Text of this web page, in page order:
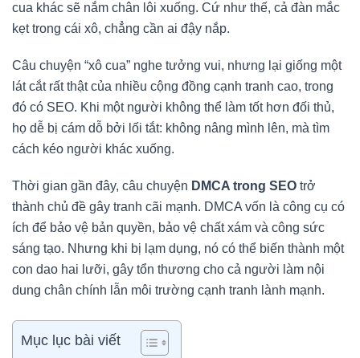
cua khác sẽ nắm chân lôi xuống. Cứ như thế, cả đàn mắc
kẹt trong cái xô, chẳng cần ai đậy nắp.
Câu chuyện “xô cua” nghe tưởng vui, nhưng lại giống một
lát cắt rất thật của nhiều cộng đồng cạnh tranh cao, trong
đó có SEO. Khi một người không thể làm tốt hơn đối thủ,
họ dễ bị cám dỗ bởi lối tắt: không nâng mình lên, mà tìm
cách kéo người khác xuống.
Thời gian gần đây, câu chuyện DMCA trong SEO trở
thành chủ đề gây tranh cãi mạnh. DMCA vốn là công cụ có
ích để bảo vệ bản quyền, bảo vệ chất xám và công sức
sáng tạo. Nhưng khi bị lạm dụng, nó có thể biến thành một
con dao hai lưỡi, gây tổn thương cho cả người làm nội
dung chân chính lẫn môi trường cạnh tranh lành mạnh.
Mục lục bài viết